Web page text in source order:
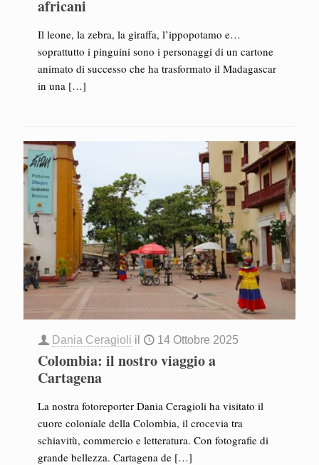
africani
Il leone, la zebra, la giraffa, l’ippopotamo e…
soprattutto i pinguini sono i personaggi di un cartone
animato di successo che ha trasformato il Madagascar
in una […]
Dania Ceragioli il 14 Ottobre 2025
Colombia: il nostro viaggio a
Cartagena
La nostra fotoreporter Dania Ceragioli ha visitato il
cuore coloniale della Colombia, il crocevia tra
schiavitù, commercio e letteratura. Con fotografie di
grande bellezza. Cartagena de […]